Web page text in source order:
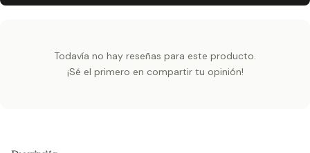
Todavía no hay reseñas para este producto.
¡Sé el primero en compartir tu opinión!